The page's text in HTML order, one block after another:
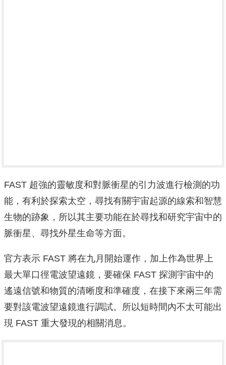
FAST 超強的靈敏度和對脈衝星的引力波進行檢測的功
能，有利於探索太空，尋找有關宇宙起源的線索和智慧
生物的跡象，所以其主要功能在於尋找和研究宇宙中的
脈衝星、尋找外星生命等方面。
官方表示 FAST 將在九月開始運作，加上作為世界上
最大單口徑電波望遠鏡，要確保 FAST 探測宇宙中的
遙遠信號和物質的清晰度和準確度，在接下來兩三年需
要對該電波望遠鏡進行調試。所以短時間內不太可能出
現 FAST 重大發現的相關消息。